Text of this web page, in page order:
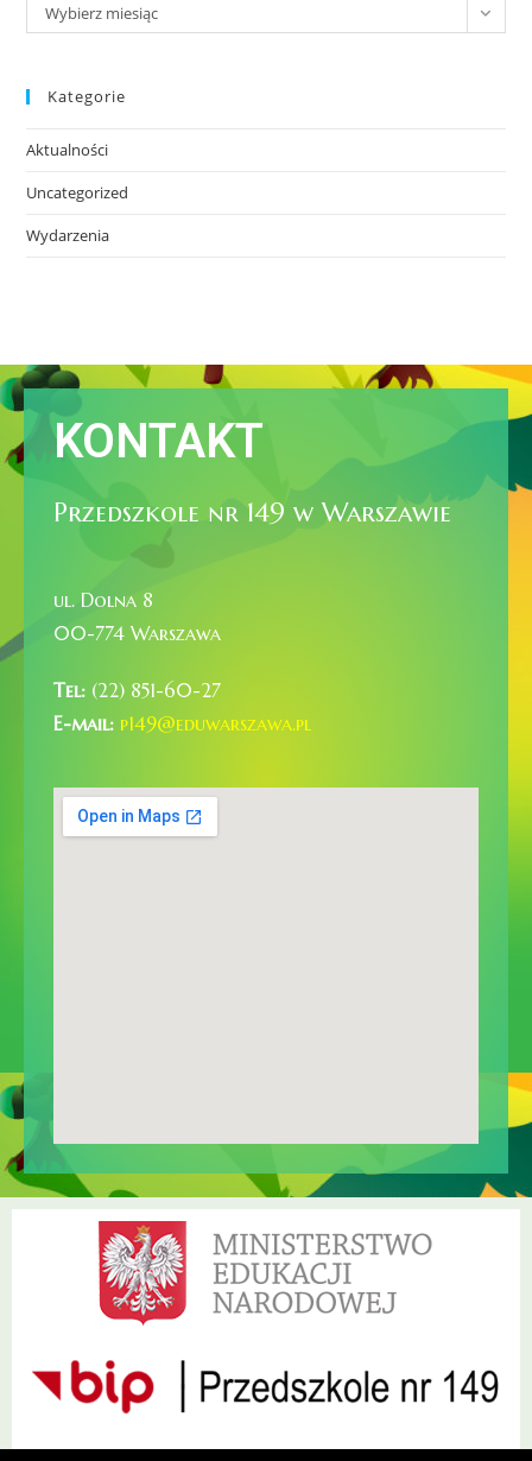
Wybierz miesiąc
Kategorie
Aktualności
Uncategorized
Wydarzenia
KONTAKT
Przedszkole nr 149 w Warszawie
ul. Dolna 8
00-774 Warszawa
Tel: (22) 851-60-27
E-mail: p149@eduwarszawa.pl